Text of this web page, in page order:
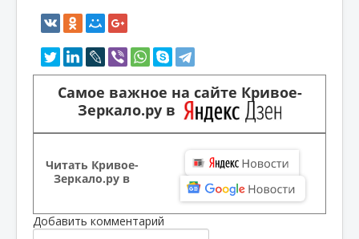
Самое важное на сайте Кривое-
Зеркало.ру в
Читать Кривое-
Зеркало.ру в
Добавить комментарий